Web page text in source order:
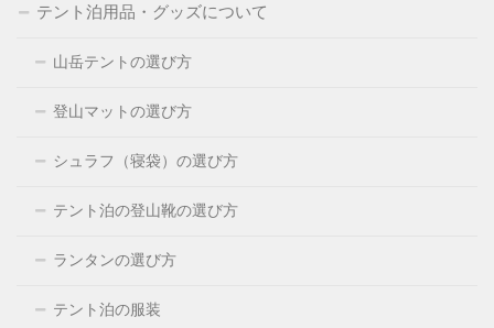
テント泊用品・グッズについて
山岳テントの選び方
登山マットの選び方
シュラフ（寝袋）の選び方
テント泊の登山靴の選び方
ランタンの選び方
テント泊の服装